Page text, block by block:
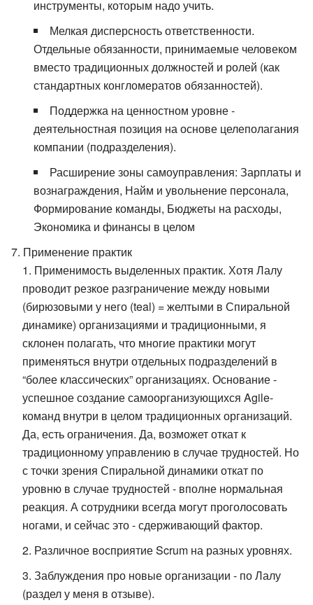
инструменты, которым надо учить.
Мелкая дисперсность ответственности.
Отдельные обязанности, принимаемые человеком
вместо традиционных должностей и ролей (как
стандартных конгломератов обязанностей).
Поддержка на ценностном уровне -
деятельностная позиция на основе целеполагания
компании (подразделения).
Расширение зоны самоуправления: Зарплаты и
вознаграждения, Найм и увольнение персонала,
Формирование команды, Бюджеты на расходы,
Экономика и финансы в целом
Применение практик
Применимость выделенных практик. Хотя Лалу
проводит резкое разграничение между новыми
(бирюзовыми у него (teal) = желтыми в Спиральной
динамике) организациями и традиционными, я
склонен полагать, что многие практики могут
применяться внутри отдельных подразделений в
“более классических” организациях. Основание -
успешное создание самоорганизующихся Agile-
команд внутри в целом традиционных организаций.
Да, есть ограничения. Да, возможет откат к
традиционному управлению в случае трудностей. Но
с точки зрения Спиральной динамики откат по
уровню в случае трудностей - вполне нормальная
реакция. А сотрудники всегда могут проголосовать
ногами, и сейчас это - сдерживающий фактор.
Различное восприятие Scrum на разных уровнях.
Заблуждения про новые организации - по Лалу
(раздел у меня в отзыве).